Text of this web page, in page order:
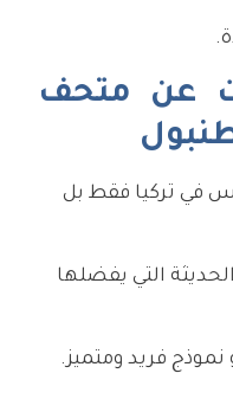
عن متحف
في تركيا فقط بل
التي يفضلها
فريد ومتميز.